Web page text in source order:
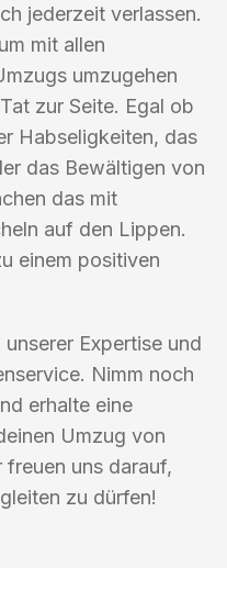
jederzeit verlassen.
mit allen
umzugehen
zur Seite. Egal ob
Habseligkeiten, das
das Bewältigen von
das mit
auf den Lippen.
einem positiven
Expertise und
Nimm noch
erhalte eine
Umzug von
uns darauf,
zu dürfen!